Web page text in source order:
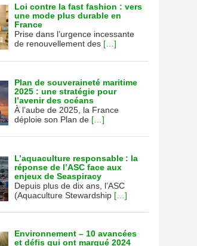
Loi contre la fast fashion : vers
une mode plus durable en
France
Prise dans l’urgence incessante
de renouvellement des […]
Plan de souveraineté maritime
2025 : une stratégie pour
l’avenir des océans
À l’aube de 2025, la France
déploie son Plan de […]
L’aquaculture responsable : la
réponse de l’ASC face aux
enjeux de Seaspiracy
Depuis plus de dix ans, l’ASC
(Aquaculture Stewardship […]
Environnement – 10 avancées
et défis qui ont marqué 2024